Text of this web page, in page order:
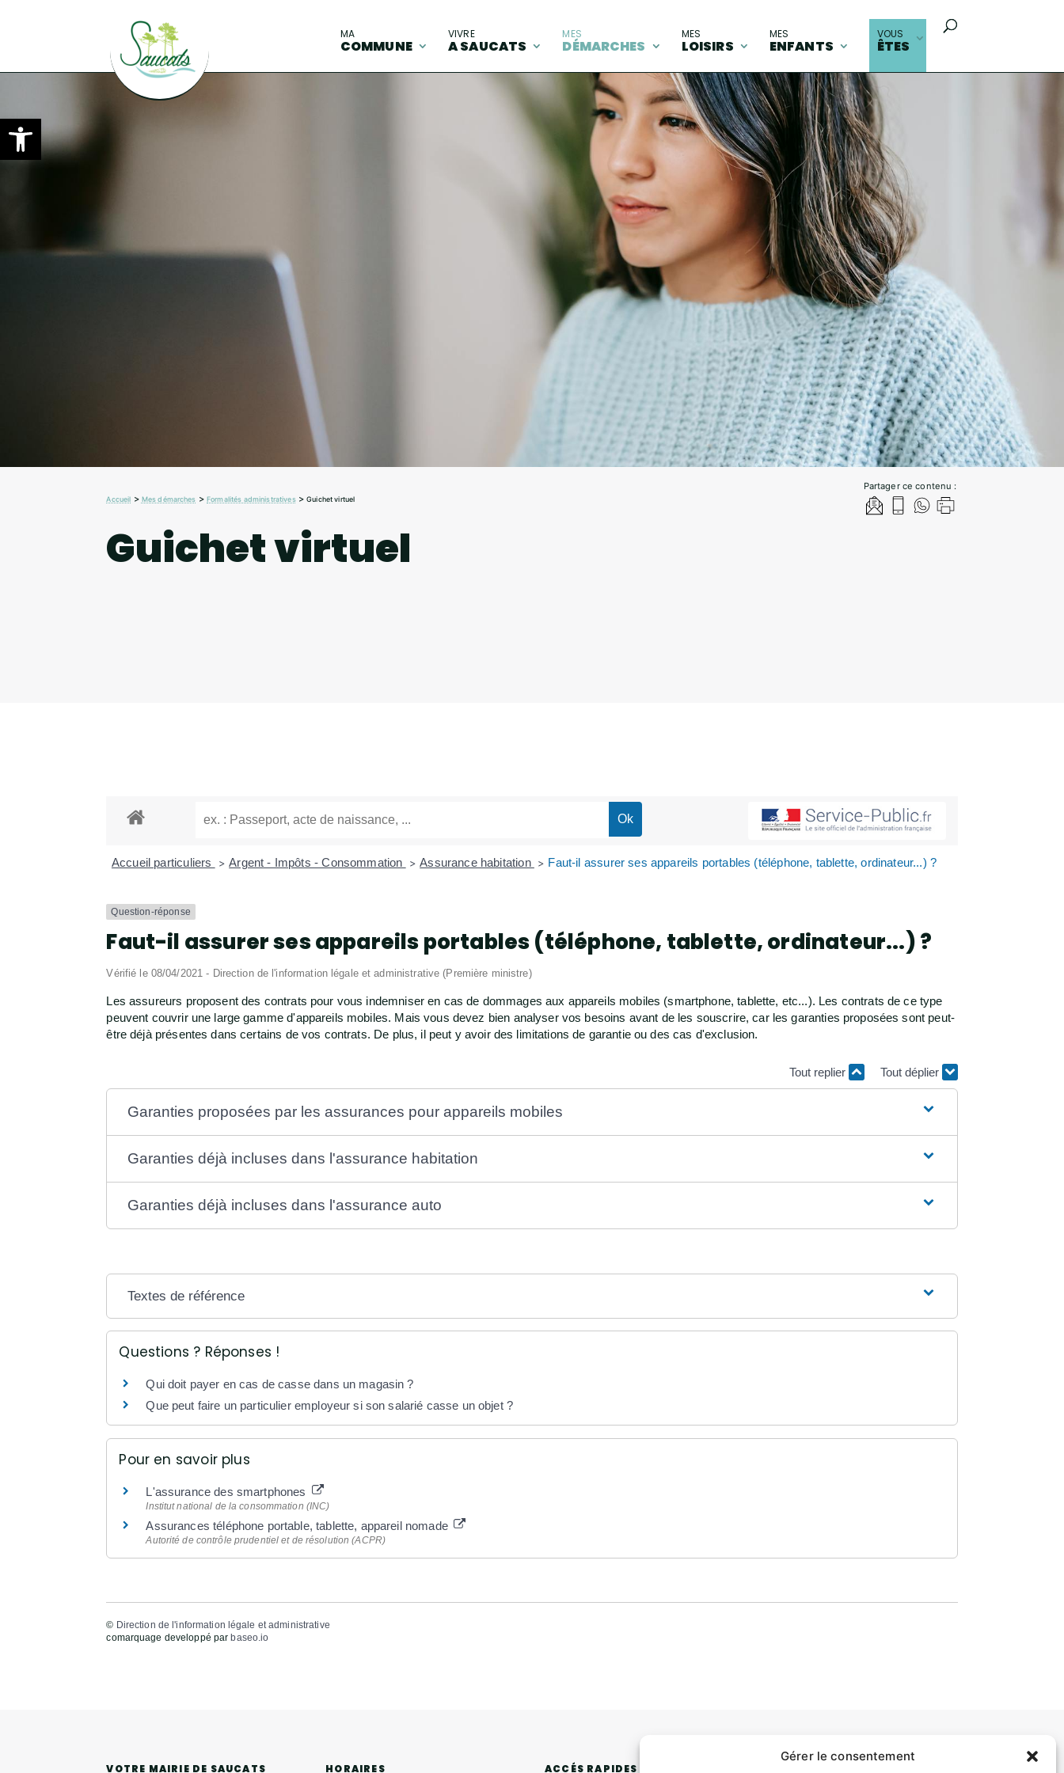
Ouvrir la barre d’outils
Gérer le consentement
MA
COMMUNE
VIVRE
A SAUCATS
MES
DÉMARCHES
MES
LOISIRS
MES
ENFANTS
VOUS
ÊTES
Partager ce contenu :
Accueil > Mes démarches >Formalités administratives>Guichet virtuel
Guichet virtuel
Accueil particuliers > Argent - Impôts - Consommation > Assurance habitation > Faut-il assurer ses appareils portables (téléphone, tablette, ordinateur...) ?
Question-réponse
Faut-il assurer ses appareils portables (téléphone, tablette, ordinateur...) ?
Vérifié le 08/04/2021 - Direction de l'information légale et administrative (Première ministre)
Les assureurs proposent des contrats pour vous indemniser en cas de dommages aux appareils mobiles (smartphone, tablette, etc...). Les contrats de ce type
peuvent couvrir une large gamme d'appareils mobiles. Mais vous devez bien analyser vos besoins avant de les souscrire, car les garanties proposées sont peut-
être déjà présentes dans certains de vos contrats. De plus, il peut y avoir des limitations de garantie ou des cas d'exclusion.
Tout replier Tout déplier
Garanties proposées par les assurances pour appareils mobiles
Garanties déjà incluses dans l'assurance habitation
Garanties déjà incluses dans l'assurance auto
Textes de référence
Questions ? Réponses !
Qui doit payer en cas de casse dans un magasin ?
Que peut faire un particulier employeur si son salarié casse un objet ?
Pour en savoir plus
L'assurance des smartphones
Institut national de la consommation (INC)
Assurances téléphone portable, tablette, appareil nomade
Autorité de contrôle prudentiel et de résolution (ACPR)
© Direction de l'information légale et administrative
comarquage developpé parbaseo.io
VOTRE MAIRIE DE SAUCATS HORAIRES ACCÉS RAPIDES